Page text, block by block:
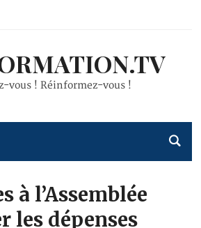
vous ! Réinformez-vous !
à l’Assemblée
les dépenses